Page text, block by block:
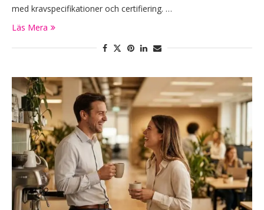
med kravspecifikationer och certifiering. …
Läs Mera